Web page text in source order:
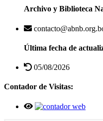
Archivo y Biblioteca
Última fecha de
05/08/2026
Contador de Visitas: